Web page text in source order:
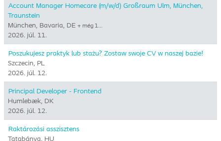
Account Manager Homecare (m/w/d) Großraum Ulm, München,
Traunstein
München, Bavaria, DE + még 1…
2026. júl. 11.
Poszukujesz praktyk lub stażu? Zostaw swoje CV w naszej bazie!
Szczecin, PL
2026. júl. 12.
Principal Developer - Frontend
Humlebæk, DK
2026. júl. 12.
Raktározási asszisztens
Tatabánya, HU